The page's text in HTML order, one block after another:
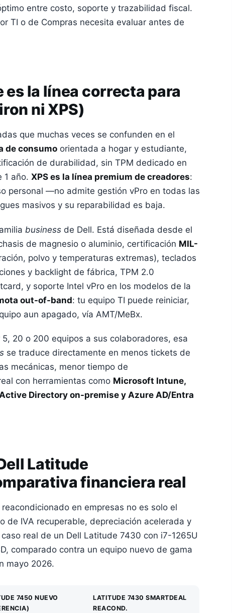
entre costo, soporte y trazabilidad fiscal.
TI o de Compras necesita evaluar antes de
es la línea correcta para
ni XPS)
que muchas veces se confunden en el
de consumo orientada a hogar y estudiante,
de durabilidad, sin TPM dedicado en
1 año. XPS es la línea premium de creadores:
personal —no admite gestión vPro en todas las
masivos y su reparabilidad es baja.
business de Dell. Está diseñada desde el
de magnesio o aluminio, certificación MIL-
polvo y temperaturas extremas), teclados
y backlight de fábrica, TPM 2.0
y soporte Intel vPro en los modelos de la
out-of-band: tu equipo TI puede reiniciar,
aun apagado, vía AMT/MeBx.
20 o 200 equipos a sus colaboradores, esa
se traduce directamente en menos tickets de
mecánicas, menor tiempo de
con herramientas como Microsoft Intune,
Directory on-premise y Azure AD/Entra
Latitude
financiera real
en empresas no es solo el
de IVA recuperable, depreciación acelerada y
real de un Dell Latitude 7430 con i7-1265U
comparado contra un equipo nuevo de gama
mayo 2026.
7450 NUEVO
LATITUDE 7430 SMARTDEAL
REACOND.